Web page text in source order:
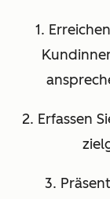
1.
2. Erfassen
3.